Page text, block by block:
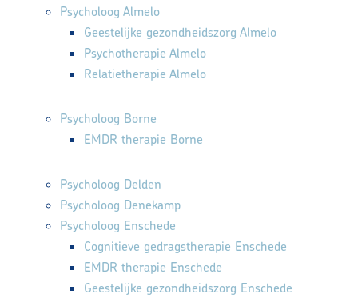
Psycholoog Almelo
Geestelijke gezondheidszorg Almelo
Psychotherapie Almelo
Relatietherapie Almelo
Psycholoog Borne
EMDR therapie Borne
Psycholoog Delden
Psycholoog Denekamp
Psycholoog Enschede
Cognitieve gedragstherapie Enschede
EMDR therapie Enschede
Geestelijke gezondheidszorg Enschede